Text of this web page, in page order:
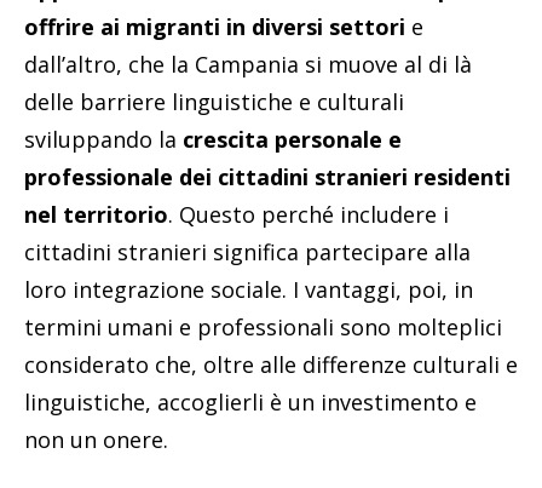
offrire ai migranti in diversi settori e
dall’altro, che la Campania si muove al di là
delle barriere linguistiche e culturali
sviluppando la crescita personale e
professionale dei cittadini stranieri residenti
nel territorio. Questo perché includere i
cittadini stranieri significa partecipare alla
loro integrazione sociale. I vantaggi, poi, in
termini umani e professionali sono molteplici
considerato che, oltre alle differenze culturali e
linguistiche, accoglierli è un investimento e
non un onere.